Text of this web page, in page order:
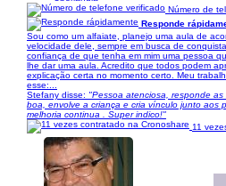
Número de
Responde
Sou como um alfaiate, planejo uma aula de
velocidade dele, sempre em busca de
confiança de que tenha em mim uma pessoa
lhe dar uma aula. Acredito que todos podem
explicação certa no momento certo. Meu
esse:...
Stefany disse: "Pessoa atenciosa, responde
boa, envolve a criança e cria vínculo junto aos
melhoria continua . Super indico!"
11